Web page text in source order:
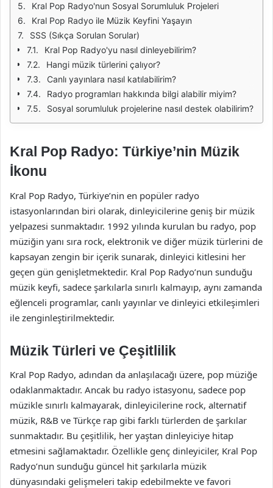
Kral Pop Radyo'nun Sosyal Sorumluluk Projeleri
Kral Pop Radyo ile Müzik Keyfini Yaşayın
SSS (Sıkça Sorulan Sorular)
Kral Pop Radyo'yu nasıl dinleyebilirim?
Hangi müzik türlerini çalıyor?
Canlı yayınlara nasıl katılabilirim?
Radyo programları hakkında bilgi alabilir miyim?
Sosyal sorumluluk projelerine nasıl destek olabilirim?
Kral Pop Radyo: Türkiye’nin Müzik
İkonu
Kral Pop Radyo, Türkiye’nin en popüler radyo
istasyonlarından biri olarak, dinleyicilerine geniş bir müzik
yelpazesi sunmaktadır. 1992 yılında kurulan bu radyo, pop
müziğin yanı sıra rock, elektronik ve diğer müzik türlerini de
kapsayan zengin bir içerik sunarak, dinleyici kitlesini her
geçen gün genişletmektedir. Kral Pop Radyo’nun sunduğu
müzik keyfi, sadece şarkılarla sınırlı kalmayıp, aynı zamanda
eğlenceli programlar, canlı yayınlar ve dinleyici etkileşimleri
ile zenginleştirilmektedir.
Müzik Türleri ve Çeşitlilik
Kral Pop Radyo, adından da anlaşılacağı üzere, pop müziğe
odaklanmaktadır. Ancak bu radyo istasyonu, sadece pop
müzikle sınırlı kalmayarak, dinleyicilerine rock, alternatif
müzik, R&B ve Türkçe rap gibi farklı türlerden de şarkılar
sunmaktadır. Bu çeşitlilik, her yaştan dinleyiciye hitap
etmesini sağlamaktadır. Özellikle genç dinleyiciler, Kral Pop
Radyo’nun sunduğu güncel hit şarkılarla müzik
dünyasındaki gelişmeleri takip edebilmekte ve favori